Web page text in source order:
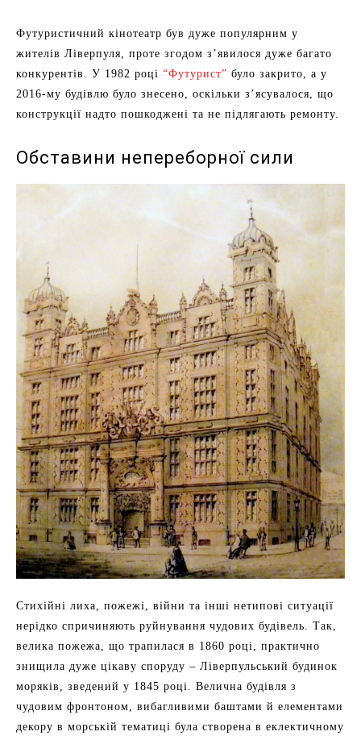
Футуристичний кінотеатр був дуже популярним у
жителів Ліверпуля, проте згодом з’явилося дуже багато
конкурентів. У 1982 році “Футурист” було закрито, а у
2016-му будівлю було знесено, оскільки з’ясувалося, що
конструкції надто пошкоджені та не підлягають ремонту.
Обставини непереборної сили
Стихійні лиха, пожежі, війни та інші нетипові ситуації
нерідко спричиняють руйнування чудових будівель. Так,
велика пожежа, що трапилася в 1860 році, практично
знищила дуже цікаву споруду – Ліверпульський будинок
моряків, зведений у 1845 році. Велична будівля з
чудовим фронтоном, вибагливими баштами й елементами
декору в морській тематиці була створена в еклектичному